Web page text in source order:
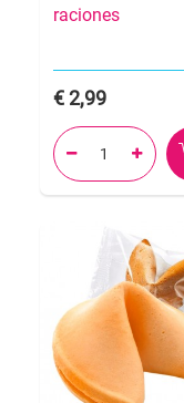
raciones
2,99
 